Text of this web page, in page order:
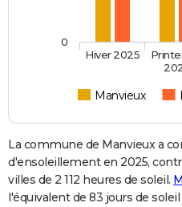
Manvieux
Hiver 2025
0
La commune de Manvieux a
d'ensoleillement en 2025,
villes de 2 112 heures de soleil.
l'équivalent de 83 jours de